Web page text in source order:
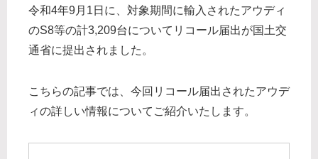
令和4年9月1日に、対象期間に輸入されたアウディ
のS8等の計3,209台についてリコール届出が国土交
通省に提出されました。
こちらの記事では、今回リコール届出されたアウデ
ィの詳しい情報についてご紹介いたします。